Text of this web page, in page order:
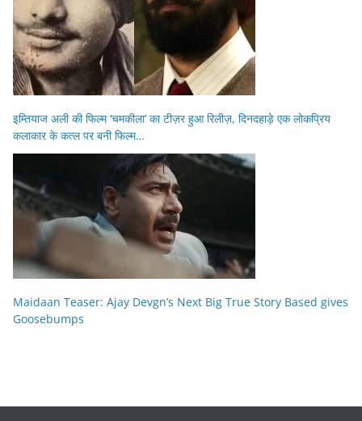
इम्तियाज अली की फिल्म ‘चमकीला’ का टीज़र हुआ रिलीज़, दिनदहाड़े एक लोकप्रिय
कलाकार के कत्ल पर बनी फिल्म…
Maidaan Teaser: Ajay Devgn’s Next Big True Story Based gives
Goosebumps